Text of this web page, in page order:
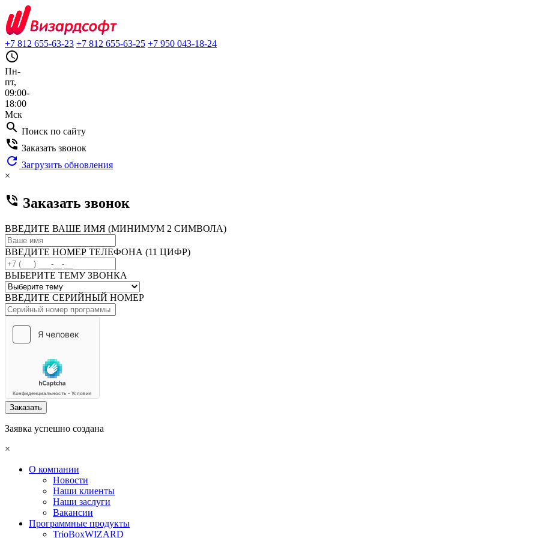
+7 812 655-63-23 +7 812 655-63-25 +7 950 043-18-24
query_builder
Пн-
пт,
09:00-
18:00
Мск
search Поиск по сайту
phone_in_talk Заказать звонок
refresh Загрузить обновления
×
phone_in_talk Заказать звонок
ВВЕДИТЕ ВАШЕ ИМЯ (МИНИМУМ 2 СИМВОЛА)
ВВЕДИТЕ НОМЕР ТЕЛЕФОНА (11 ЦИФР)
ВЫБЕРИТЕ ТЕМУ ЗВОНКА
ВВЕДИТЕ СЕРИЙНЫЙ НОМЕР
Заказать
Заявка успешно создана
×
О компании
Новости
Наши клиенты
Наши заслуги
Вакансии
Программные продукты
TrioBoxWIZARD